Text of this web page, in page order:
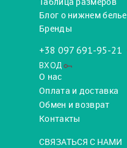
Блог о нижнем белье
Бренды
+38 097 691-95-21
ВХОД
О нас
Оплата и доставка
Обмен и возврат
Контакты
СВЯЗАТЬСЯ С НАМИ